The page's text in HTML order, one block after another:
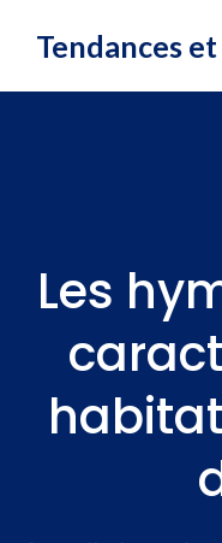
Tendances
Les